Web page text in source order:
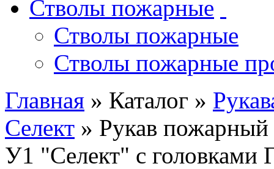
Стволы пожарные
Стволы пожарные
Стволы пожарные
Главная » Каталог »
Селект » Рукав
У1 "Селект" с головками